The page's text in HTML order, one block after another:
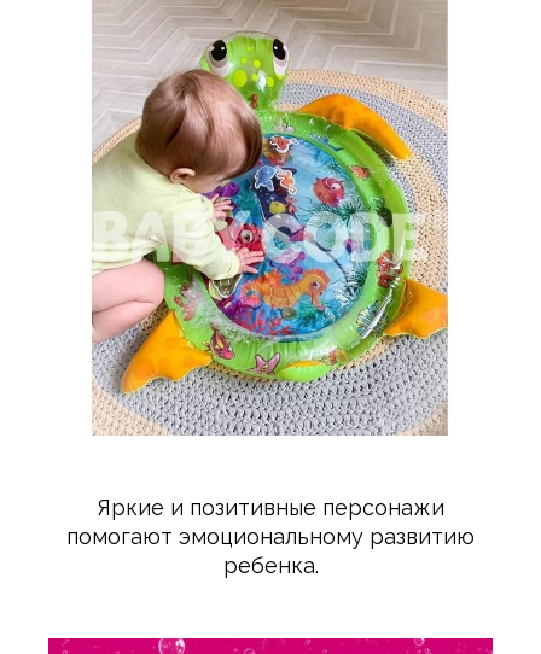
Яркие и позитивные персонажи
помогают эмоциональному развитию
ребенка.